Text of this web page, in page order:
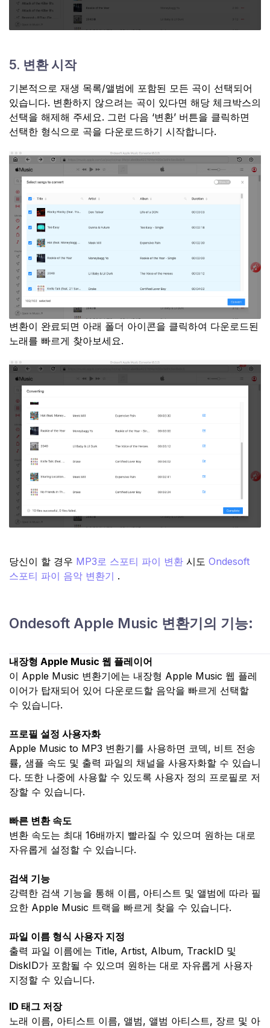
5. 변환 시작
기본적으로 재생 목록/앨범에 포함된 모든 곡이 선택되어
있습니다. 변환하지 않으려는 곡이 있다면 해당 체크박스의
선택을 해제해 주세요. 그런 다음 ‘변환’ 버튼을 클릭하면
선택한 형식으로 곡을 다운로드하기 시작합니다.
변환이 완료되면 아래 폴더 아이콘을 클릭하여 다운로드된
노래를 빠르게 찾아보세요.
당신이 할 경우 MP3로 스포티 파이 변환 시도 Ondesoft
스포티 파이 음악 변환기 .
Ondesoft Apple Music 변환기의 기능:
내장형 Apple Music 웹 플레이어
이 Apple Music 변환기에는 내장형 Apple Music 웹 플레
이어가 탑재되어 있어 다운로드할 음악을 빠르게 선택할
수 있습니다.
프로필 설정 사용자화
Apple Music to MP3 변환기를 사용하면 코덱, 비트 전송
률, 샘플 속도 및 출력 파일의 채널을 사용자화할 수 있습니
다. 또한 나중에 사용할 수 있도록 사용자 정의 프로필로 저
장할 수 있습니다.
빠른 변환 속도
변환 속도는 최대 16배까지 빨라질 수 있으며 원하는 대로
자유롭게 설정할 수 있습니다.
검색 기능
강력한 검색 기능을 통해 이름, 아티스트 및 앨범에 따라 필
요한 Apple Music 트랙을 빠르게 찾을 수 있습니다.
파일 이름 형식 사용자 지정
출력 파일 이름에는 Title, Artist, Album, TrackID 및
DiskID가 포함될 수 있으며 원하는 대로 자유롭게 사용자
지정할 수 있습니다.
ID 태그 저장
노래 이름, 아티스트 이름, 앨범, 앨범 아티스트, 장르 및 아